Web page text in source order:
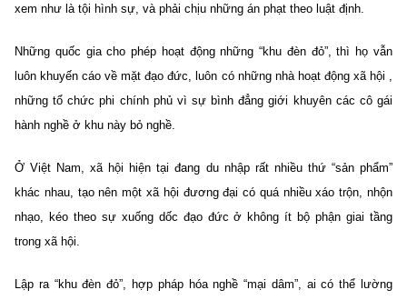
xem như là tội hình sự, và phải chịu những án phạt theo luật định.
Những quốc gia cho phép hoạt động những “khu đèn đỏ”, thì họ vẫn
luôn khuyến cáo về mặt đạo đức, luôn có những nhà hoạt động xã hội ,
những tổ chức phi chính phủ vì sự bình đẳng giới khuyên các cô gái
hành nghề ở khu này bỏ nghề.
Ở Việt Nam, xã hội hiện tại đang du nhập rất nhiều thứ “sản phẩm”
khác nhau, tạo nên một xã hội đương đại có quá nhiều xáo trộn, nhộn
nhạo, kéo theo sự xuống dốc đạo đức ở không ít bộ phận giai tầng
trong xã hội.
Lập ra “khu đèn đỏ”, hợp pháp hóa nghề “mại dâm”, ai có thể lường